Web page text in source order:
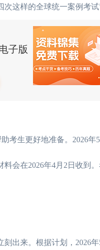
这样的全球统一案例考
子版
考生更好地准备。2026
会在2026年4月2日收到
出来。根据计划，2026